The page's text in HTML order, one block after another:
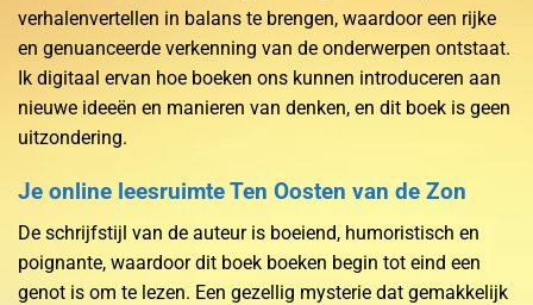
verhalenvertellen in balans te brengen, waardoor een rijke
en genuanceerde verkenning van de onderwerpen ontstaat.
Ik digitaal ervan hoe boeken ons kunnen introduceren aan
nieuwe ideeën en manieren van denken, en dit boek is geen
uitzondering.
Je online leesruimte Ten Oosten van de Zon
De schrijfstijl van de auteur is boeiend, humoristisch en
poignante, waardoor dit boek boeken begin tot eind een
genot is om te lezen. Een gezellig mysterie dat gemakkelijk